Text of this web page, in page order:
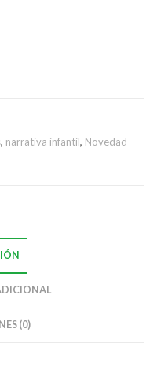
, narrativa infantil, Novedad
(0)